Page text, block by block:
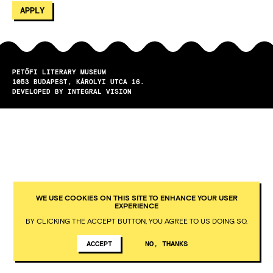
PETŐFI LITERARY MUSEUM
1053
BUDAPEST
KÁROLYI UTCA 16.
DEVELOPED BY INTEGRAL VISION
WE USE COOKIES ON THIS SITE TO ENHANCE YOUR USER
EXPERIENCE
BY CLICKING THE ACCEPT BUTTON, YOU AGREE TO US DOING SO.
ACCEPT NO, THANKS